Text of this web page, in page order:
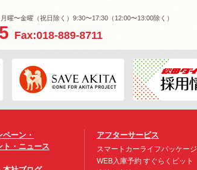
曜〜金曜（祝日除く）9:30〜17:30（12:00〜13:00除く）
Fax:018-889-8711
ペーン・
ト・ニュース
アフターサービス
スマートカーライフパッケージ
WEB入庫予約 すぐらくピット